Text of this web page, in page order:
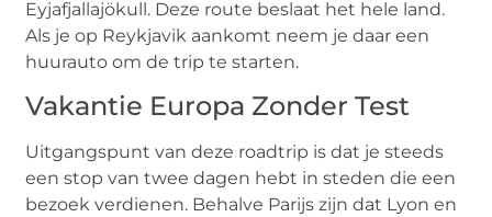
Eyjafjallajökull. Deze route beslaat het hele land.
Als je op Reykjavik aankomt neem je daar een
huurauto om de trip te starten.
Vakantie Europa Zonder Test
Uitgangspunt van deze roadtrip is dat je steeds
een stop van twee dagen hebt in steden die een
bezoek verdienen. Behalve Parijs zijn dat Lyon en